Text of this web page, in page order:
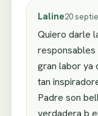
Laline20
Quiero darle
responsables
gran labor ya
tan
Padre son
verdadera b